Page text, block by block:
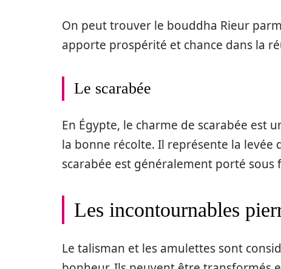
On peut trouver le bouddha Rieur
apporte prospérité et chance dans la
Le scarabée
En Égypte, le charme de scarabée est
la bonne récolte. Il représente la levée
scarabée est généralement porté
Les incontournables
Le talisman et les amulettes sont